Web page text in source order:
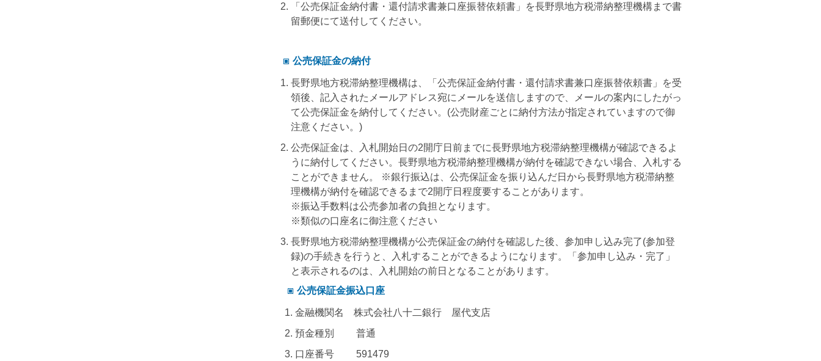
「公売保証金納付書・還付請求書兼口座振替依頼書」を長野県地方税滞納整理機構まで書
留郵便にて送付してください。
公売保証金の納付
長野県地方税滞納整理機構は、「公売保証金納付書・還付請求書兼口座振替依頼書」を受
領後、記入されたメールアドレス宛にメールを送信しますので、メールの案内にしたがっ
て公売保証金を納付してください。(公売財産ごとに納付方法が指定されていますので御
注意ください。)
公売保証金は、入札開始日の2開庁日前までに長野県地方税滞納整理機構が確認できるよ
うに納付してください。長野県地方税滞納整理機構が納付を確認できない場合、入札する
ことができません。 ※銀行振込は、公売保証金を振り込んだ日から長野県地方税滞納整
理機構が納付を確認できるまで2開庁日程度要することがあります。
※振込手数料は公売参加者の負担となります。
※類似の口座名に御注意ください
長野県地方税滞納整理機構が公売保証金の納付を確認した後、参加申し込み完了(参加登
録)の手続きを行うと、入札することができるようになります。「参加申し込み・完了」
と表示されるのは、入札開始の前日となることがあります。
公売保証金振込口座
金融機関名 株式会社八十二銀行 屋代支店
預金種別 普通
口座番号 591479